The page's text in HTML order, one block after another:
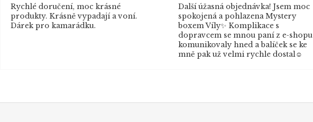
Rychlé doručení, moc krásné
produkty. Krásně vypadají a voní.
Dárek pro kamarádku.
Další úžasná objednávka! Jsem moc
spokojená a pohlazena Mystery
boxem Víly✨ Komplikace s
dopravcem se mnou paní z e-shopu
komunikovaly hned a balíček se ke
mně pak už velmi rychle dostal☺️